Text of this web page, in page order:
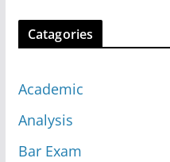
Catagories
Academic
Analysis
Bar Exam